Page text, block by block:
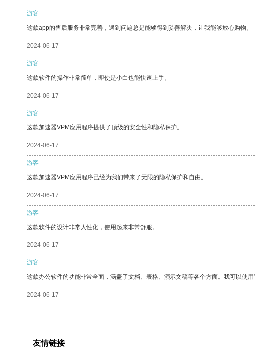
游客
这款app的售后服务非常完善，遇到问题总是能够得到妥善解决，让我能够放心购物。
2024-06-17
游客
这款软件的操作非常简单，即使是小白也能快速上手。
2024-06-17
游客
这款加速器VPM应用程序提供了顶级的安全性和隐私保护。
2024-06-17
游客
这款加速器VPM应用程序已经为我们带来了无限的隐私保护和自由。
2024-06-17
游客
这款软件的设计非常人性化，使用起来非常舒服。
2024-06-17
游客
这款办公软件的功能非常全面，涵盖了文档、表格、演示文稿等各个方面。我可以使用
2024-06-17
友情链接